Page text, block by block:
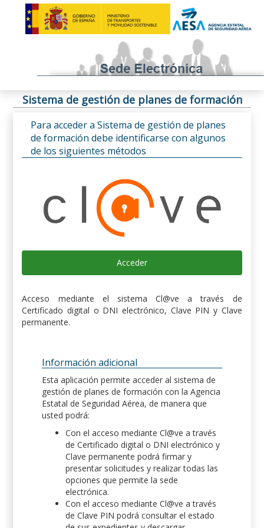
Sistema de gestión de planes de formación
Para acceder a Sistema de gestión de planes
de formación debe identificarse con algunos
de los siguientes métodos
Acceder
Acceso mediante el sistema Cl@ve a través de
Certificado digital o DNI electrónico, Clave PIN y Clave
permanente.
Información adicional
Esta aplicación permite acceder al sistema de
gestión de planes de formación con la Agencia
Estatal de Seguridad Aérea, de manera que
usted podrá:
Con el acceso mediante Cl@ve a través
de Certificado digital o DNI electrónico y
Clave permanente podrá firmar y
presentar solicitudes y realizar todas las
opciones que permite la sede
electrónica.
Con el acceso mediante Cl@ve a través
de Clave PIN podrá consultar el estado